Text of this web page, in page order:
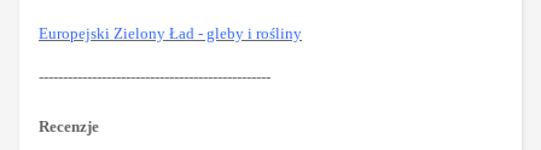
Europejski Zielony Ład - gleby i rośliny
------------------------------------------------
Recenzje